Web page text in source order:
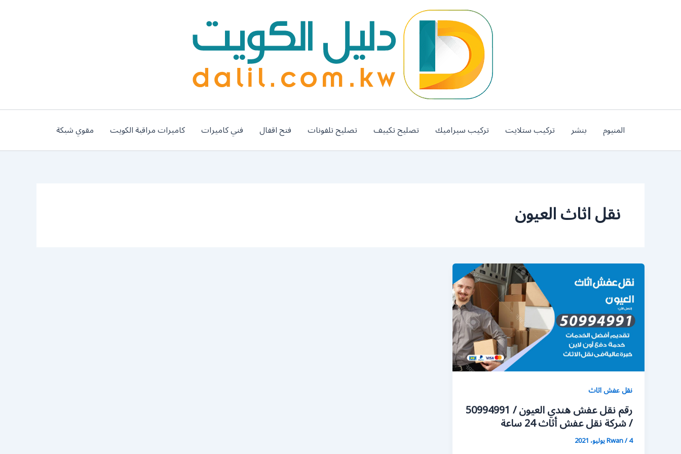
المنيوم بنشر تركيب ستلايت تركيب سيراميك تصليح تكييف تصليح تلفونات فتح اقفال فني كاميرات كاميرات مراقبة الكويت مقوي شبكة
نقل اثاث العيون
نقل عفش اثاث
رقم نقل عفش هندي العيون / 50994991
/ شركة نقل عفش أثاث 24 ساعة
Rwan/4 يوليو، 2021